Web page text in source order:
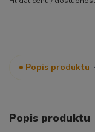
Popis produktu
Popis produktu